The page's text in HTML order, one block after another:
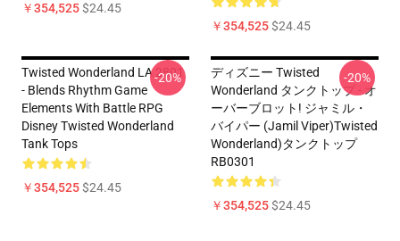
￥354,525$24.45
￥354,525$24.45
Twisted Wonderland LA 2801
- Blends Rhythm Game
Elements With Battle RPG
Disney Twisted Wonderland
Tank Tops
￥354,525$24.45
-20%
ディズニー Twisted
Wonderland タンクトップ - オ
ーバーブロット! ジャミル・
バイパー (Jamil Viper)Twisted
Wonderland)タンクトップ
RB0301
￥354,525$24.45
-20%